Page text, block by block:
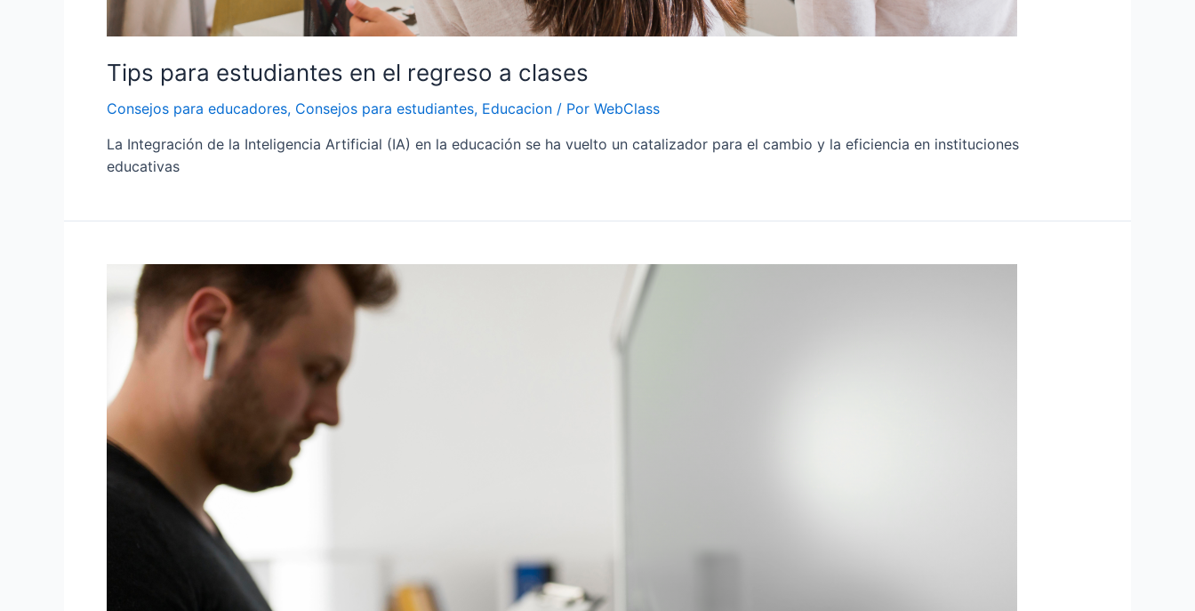
Tips para estudiantes en el regreso a clases
Consejos para educadores, Consejos para estudiantes, Educacion / Por WebClass
La Integración de la Inteligencia Artificial (IA) en la educación se ha vuelto un catalizador para el cambio y la eficiencia en instituciones
educativas